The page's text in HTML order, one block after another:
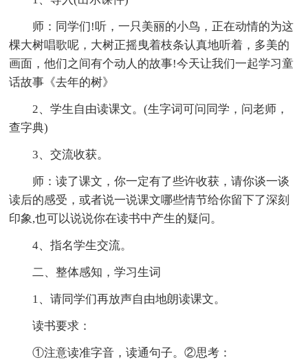
师：同学们!听，一只美丽的小鸟，正在动情的为这
棵大树唱歌呢，大树正摇曳着枝条认真地听着，多美的
画面，他们之间有个动人的故事!今天让我们一起学习童
话故事《去年的树》
2、学生自由读课文。(生字词可问同学，问老师，
查字典)
3、交流收获。
师：读了课文，你一定有了些许收获，请你谈一谈
读后的感受，或者说一说课文哪些情节给你留下了深刻
印象,也可以说说你在读书中产生的疑问。
4、指名学生交流。
二、整体感知，学习生词
1、请同学们再放声自由地朗读课文。
读书要求：
①注意读准字音，读通句子。②思考：